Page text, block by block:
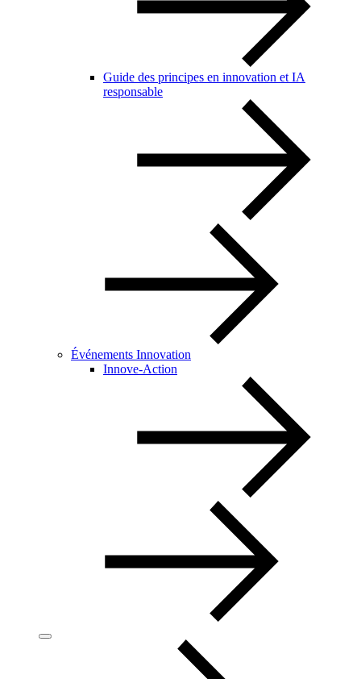
Guide des principes en innovation et IA
responsable
Événements Innovation
Innove-Action